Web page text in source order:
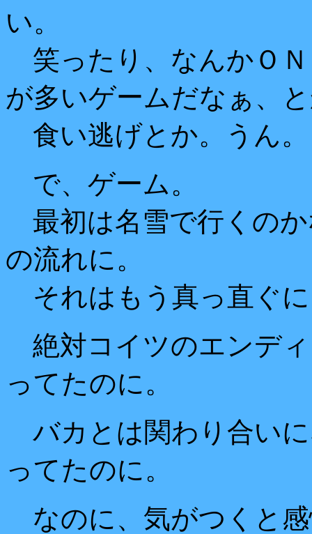
い。
笑ったり、なんかＯ
が多いゲームだなぁ、
食い逃げとか。うん。
で、ゲーム。
最初は名雪で行くの
の流れに。
それはもう真っ直ぐ
絶対コイツのエンデ
ってたのに。
バカとは関わり合い
ってたのに。
なのに、気がつくと